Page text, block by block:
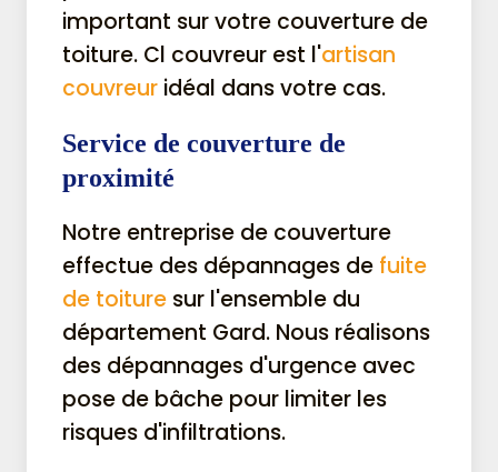
important sur votre couverture de
toiture. Cl couvreur est l'artisan
couvreur idéal dans votre cas.
Service de couverture de
proximité
Notre entreprise de couverture
effectue des dépannages de fuite
de toiture sur l'ensemble du
département Gard. Nous réalisons
des dépannages d'urgence avec
pose de bâche pour limiter les
risques d'infiltrations.